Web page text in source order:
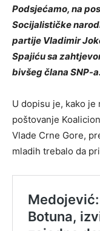
Podsjećamo, na
Socijalističke
partije Vladimir
Spajiću sa
bivšeg člana SNP-a.
U dopisu je, kako
poštovanje
Vlade Crne Gore,
mladih trebalo da